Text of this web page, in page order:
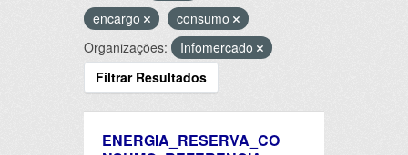
encargo
consumo
Organizações:
Infomercado
Filtrar Resultados
ENERGIA_RESERVA_CO